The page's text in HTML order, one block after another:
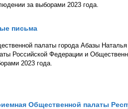
за выборами 2023 года.
письма
палаты города Абазы
Российской Федерации и
2023 года.
Общественной палаты